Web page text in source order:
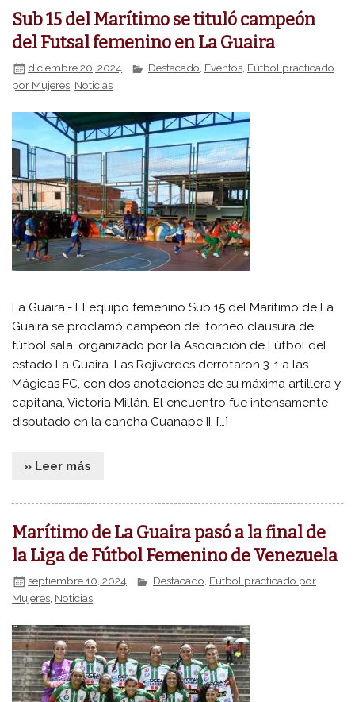
Sub 15 del Marítimo se tituló campeón
del Futsal femenino en La Guaira
diciembre 20, 2024 Destacado, Eventos, Fútbol practicado
por Mujeres Noticias
La Guaira.- El equipo femenino Sub 15 del Marítimo de La
Guaira se proclamó campeón del torneo clausura de
fútbol sala, organizado por la Asociación de Fútbol del
estado La Guaira. Las Rojiverdes derrotaron 3-1 a las
Mágicas FC, con dos anotaciones de su máxima artillera y
capitana, Victoria Millán. El encuentro fue intensamente
disputado en la cancha Guanape II, […]
» Leer más
Marítimo de La Guaira pasó a la final de
la Liga de Fútbol Femenino de Venezuela
septiembre 10, 2024 Destacado Fútbol practicado por
Mujeres Noticias